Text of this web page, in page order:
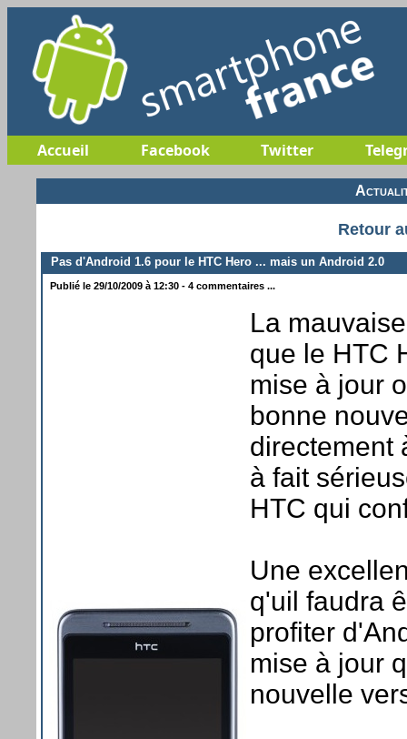
Accueil Facebook Twitter
Retour
Pas d'Android 1.6 pour le HTC Hero ... mais un Android 2.0
Publié le 29/10/2009 à 12:30 - 4 commentaires ...
La
que le HTC
mise à jour
bonne
directement
à fait
HTC qui
Une
q'uil faudra
profiter
mise à jour
nouvelle